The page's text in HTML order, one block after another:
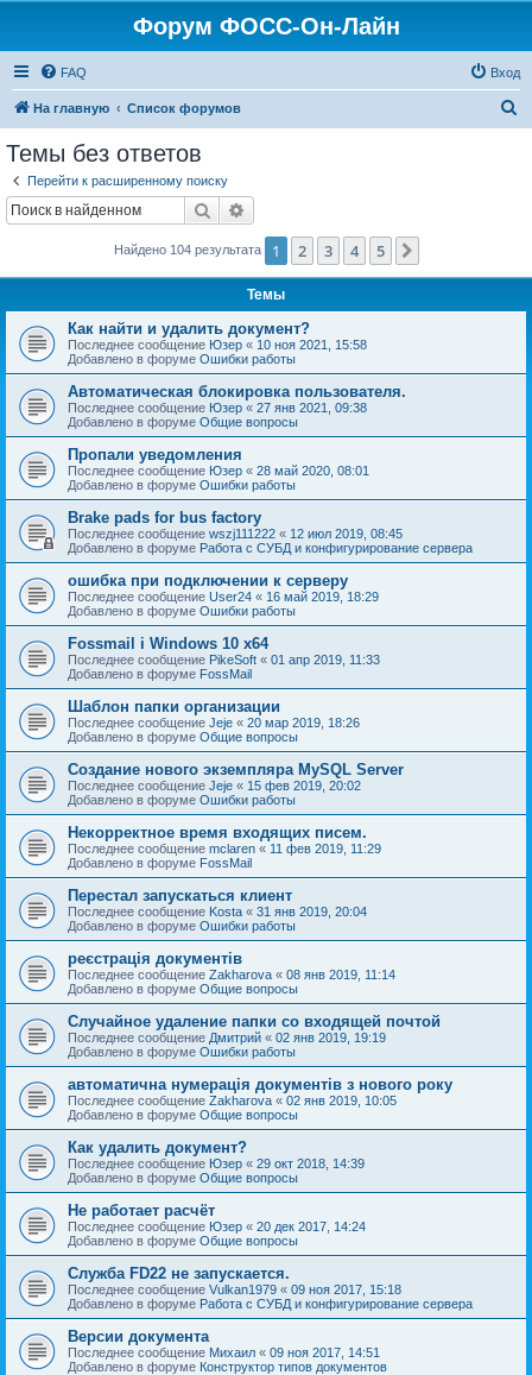
Форум ФОСС-Он-Лайн
FAQ Вход
На главную Список форумов
Темы без ответов
Перейти к расширенному поиску
Поиск
Найдено 104 результата 1 2 3 4 5
Темы
Как найти и удалить документ?
Последнее сообщение Юзер « 10 ноя 2021, 15:58
Добавлено в форуме Ошибки работы
Автоматическая блокировка пользователя.
Последнее сообщение Юзер « 27 янв 2021, 09:38
Добавлено в форуме Общие вопросы
Пропали уведомления
Последнее сообщение Юзер « 28 май 2020, 08:01
Добавлено в форуме Ошибки работы
Brake pads for bus factory
Последнее сообщение wszj111222 « 12 июл 2019, 08:45
Добавлено в форуме Работа с СУБД и конфигурирование сервера
ошибка при подключении к серверу
Последнее сообщение User24 « 16 май 2019, 18:29
Добавлено в форуме Ошибки работы
Fossmail і Windows 10 x64
Последнее сообщение PikeSoft « 01 апр 2019, 11:33
Добавлено в форуме FossMail
Шаблон папки организации
Последнее сообщение Jeje « 20 мар 2019, 18:26
Добавлено в форуме Общие вопросы
Создание нового экземпляра MySQL Server
Последнее сообщение Jeje « 15 фев 2019, 20:02
Добавлено в форуме Ошибки работы
Некорректное время входящих писем.
Последнее сообщение mclaren « 11 фев 2019, 11:29
Добавлено в форуме FossMail
Перестал запускаться клиент
Последнее сообщение Kosta « 31 янв 2019, 20:04
Добавлено в форуме Ошибки работы
реєстрація документів
Последнее сообщение Zakharova « 08 янв 2019, 11:14
Добавлено в форуме Общие вопросы
Случайное удаление папки со входящей почтой
Последнее сообщение Дмитрий « 02 янв 2019, 19:19
Добавлено в форуме Ошибки работы
автоматична нумерація документів з нового року
Последнее сообщение Zakharova « 02 янв 2019, 10:05
Добавлено в форуме Общие вопросы
Как удалить документ?
Последнее сообщение Юзер « 29 окт 2018, 14:39
Добавлено в форуме Общие вопросы
Не работает расчёт
Последнее сообщение Юзер « 20 дек 2017, 14:24
Добавлено в форуме Общие вопросы
Служба FD22 не запускается.
Последнее сообщение Vulkan1979 « 09 ноя 2017, 15:18
Добавлено в форуме Работа с СУБД и конфигурирование сервера
Версии документа
Последнее сообщение Михаил « 09 ноя 2017, 14:51
Добавлено в форуме Конструктор типов документов